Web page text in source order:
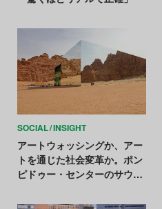
SOCIAL INSIGHT
アートウォッシングか、アー
トを通じた社会変革か。ポン
ピドゥー・センターのサウジ